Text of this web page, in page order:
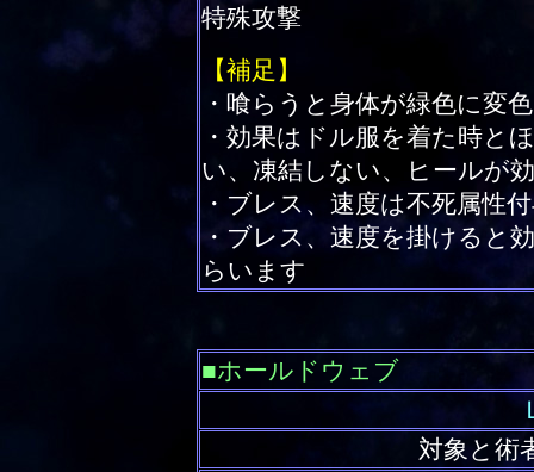
特殊攻撃
【補足】
・喰らうと身体が緑色に変
・効果はドル服を着た時と
い、凍結しない、ヒールが
・ブレス、速度は不死属性
・ブレス、速度を掛けると
らいます
■ホールドウェブ
対象と術